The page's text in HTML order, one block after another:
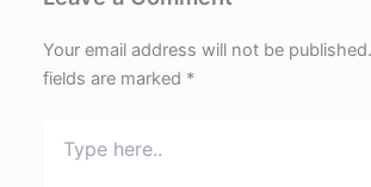
Your email address will not be published.
fields are marked *
here..